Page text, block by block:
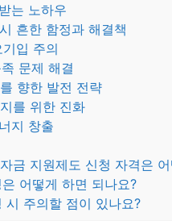
는 노하우
흔한 함정과 해결책
입 주의
문제 해결
향한 발전 전략
를 위한 진화
지 창출
금 지원제도 신청 자격은
어떻게 하면 되나요?
시 주의할 점이 있나요?